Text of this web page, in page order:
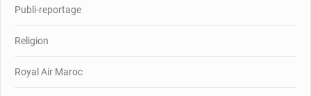
Publi-reportage
Religion
Royal Air Maroc